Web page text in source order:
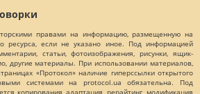
правами на информацию, размещенную на
ресурса, если не указано иное. Под информацией
статьи, фотоизображения, рисунки, ящик-
другие материалы. При использовании материалов,
«Протокол» наличие гиперссылки открытого
системами на protocol.ua обязательна. Под
копирования, адаптация, рерайтинг, модификация